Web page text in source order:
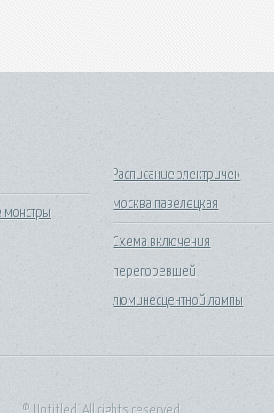
Расписание электричек
москва павелецкая
Схема включения
перегоревшей
люминесцентной лампы